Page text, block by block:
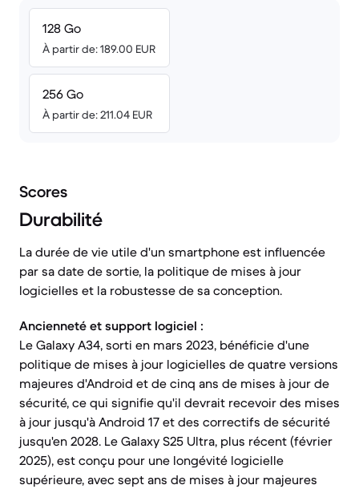
128 Go
À partir de: 189.00 EUR
256 Go
À partir de: 211.04 EUR
Scores
Durabilité
La durée de vie utile d'un smartphone est influencée
par sa date de sortie, la politique de mises à jour
logicielles et la robustesse de sa conception.
Ancienneté et support logiciel :
Le Galaxy A34, sorti en mars 2023, bénéficie d'une
politique de mises à jour logicielles de quatre versions
majeures d'Android et de cinq ans de mises à jour de
sécurité, ce qui signifie qu'il devrait recevoir des mises
à jour jusqu'à Android 17 et des correctifs de sécurité
jusqu'en 2028. Le Galaxy S25 Ultra, plus récent (février
2025), est conçu pour une longévité logicielle
supérieure, avec sept ans de mises à jour majeures